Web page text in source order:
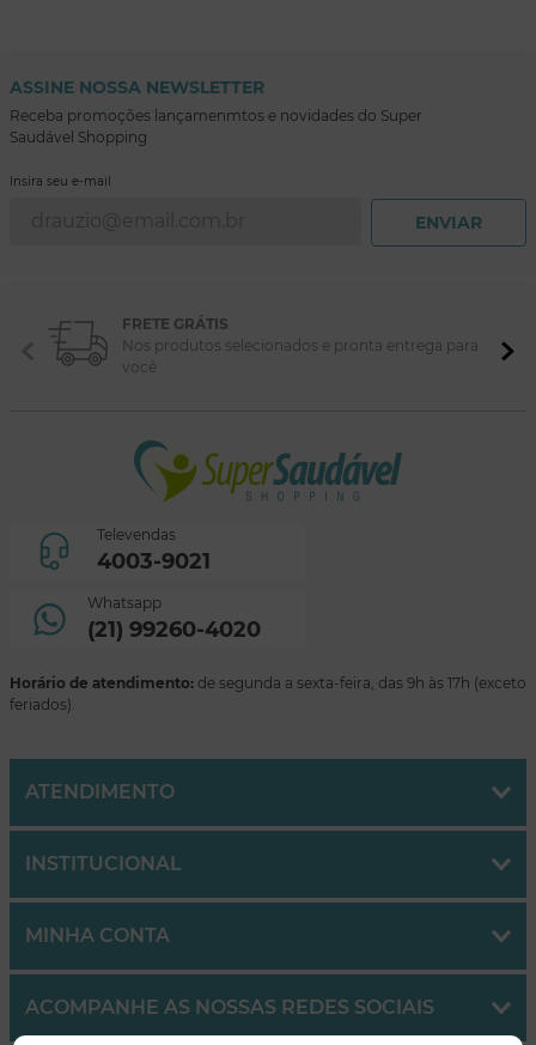
ASSINE NOSSA NEWSLETTER
Receba promoções lançamenmtos e novidades do Super
Saudável Shopping
Insira seu e-mail
ENVIAR
FRETE GRÁTIS
Nos produtos selecionados e pronta entrega para
você
Televendas
4003-9021
Whatsapp
(21) 99260-4020
Horário de atendimento: de segunda a sexta-feira, das 9h às 17h (exceto
feriados).
ATENDIMENTO
INSTITUCIONAL
MINHA CONTA
ACOMPANHE AS NOSSAS REDES SOCIAIS